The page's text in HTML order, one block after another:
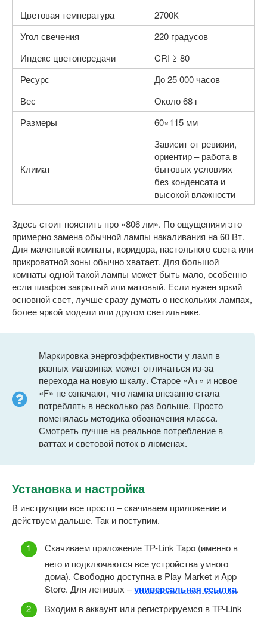
Цветовая температура
2700К
Угол свечения
220 градусов
Индекс цветопередачи
CRI ≥ 80
Ресурс
До 25 000 часов
Вес
Около 68 г
Размеры
60×115 мм
Климат
Зависит от ревизии,
ориентир – работа в
бытовых условиях
без конденсата и
высокой влажности
Здесь стоит пояснить про «806 лм». По ощущениям это
примерно замена обычной лампы накаливания на 60 Вт.
Для маленькой комнаты, коридора, настольного света или
прикроватной зоны обычно хватает. Для большой
комнаты одной такой лампы может быть мало, особенно
если плафон закрытый или матовый. Если нужен яркий
основной свет, лучше сразу думать о нескольких лампах,
более яркой модели или другом светильнике.
Маркировка энергоэффективности у ламп в
разных магазинах может отличаться из-за
перехода на новую шкалу. Старое «A+» и новое
«F» не означают, что лампа внезапно стала
потреблять в несколько раз больше. Просто
поменялась методика обозначения класса.
Смотреть лучше на реальное потребление в
ваттах и световой поток в люменах.
Установка и настройка
В инструкции все просто – скачиваем приложение и
действуем дальше. Так и поступим.
Скачиваем приложение TP-Link Tapo (именно в
него и подключаются все устройства умного
дома). Свободно доступна в Play Market и App
Store. Для ленивых –универсальная ссылка.
Входим в аккаунт или регистрируемся в TP-Link